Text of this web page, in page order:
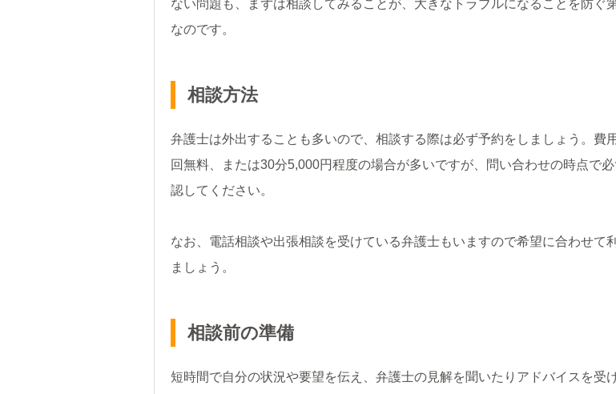
ない問題も、まずは相談してみることが、大きなトラブルになることを防ぐ
なのです。
相談方法
弁護士は外出することも多いので、相談する際は必ず予約をしましょう。費
回無料、または30分5,000円程度の場合が多いですが、問い合わせの時点で
認してください。
なお、電話相談や出張相談を受けている弁護士もいますので希望に合わせて
ましょう。
相談前の準備
短時間で自分の状況や要望を伝え、弁護士の見解を聞いたりアドバイスを受